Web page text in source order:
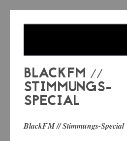
BLACKFM //
STIMMUNGS-
SPECIAL
BlackFM // Stimmungs-Special